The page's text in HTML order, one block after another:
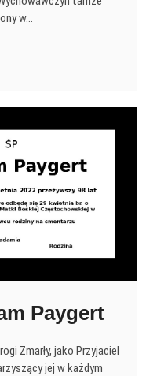
w…
Paygert
Zmarły, jako Przyjaciel
jej w każdym